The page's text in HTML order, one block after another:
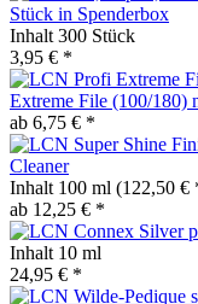
Stück in Spenderbox
Inhalt 300 Stück
3,95 € *
Extreme File (100/180)
ab 6,75 € *
Cleaner
Inhalt 100 ml (122,50 €
ab 12,25 € *
Inhalt 10 ml
24,95 € *